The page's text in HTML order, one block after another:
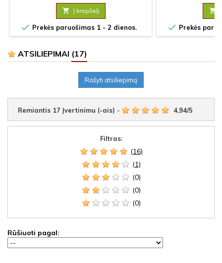
 Į krepšelį
 Prekės paruošimas 1 - 2 dienos.

 Prekės
ATSILIEPIMAI (17)
Rašyti atsiliepimą
Remiantis 17 Įvertinimu (-ais) - 4,94/5
Filtras:
(16)
(1)
(0)
(0)
(0)
Rūšiuoti pagal: